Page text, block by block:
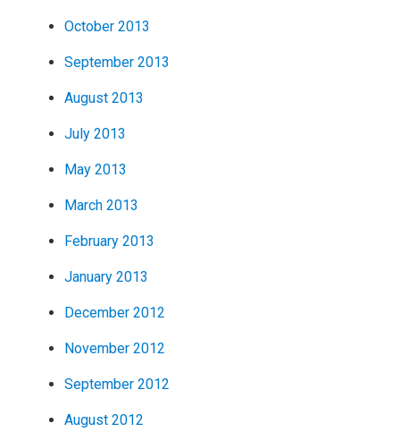
October 2013
September 2013
August 2013
July 2013
May 2013
March 2013
February 2013
January 2013
December 2012
November 2012
September 2012
August 2012